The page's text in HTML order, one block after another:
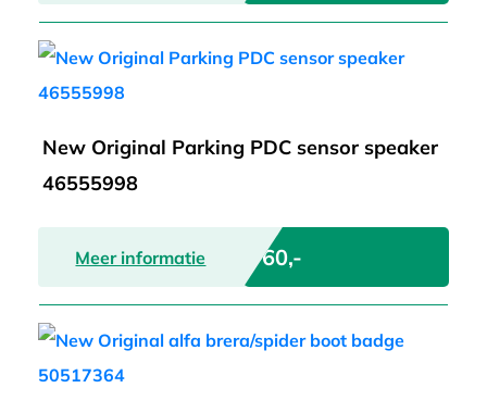
New Original Parking PDC sensor speaker
46555998
Meer informatie € 60,-